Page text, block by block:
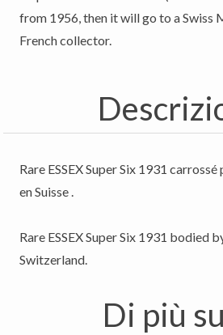
from 1956, then it will go to a Swiss
Rare ESSEX Super Six 1931
en Suisse .
Rare ESSEX Super Six 1931 bodied
Switzerland.
Di più su